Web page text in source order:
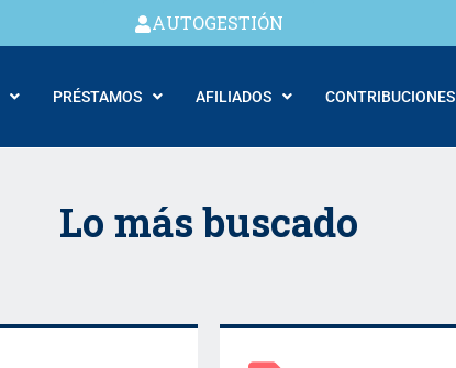
AUTOGESTIÓN
PRÉSTAMOS AFILIADOS CONTRIBUCIONES
Lo más buscado